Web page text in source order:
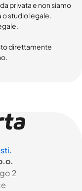
privata e non siamo
o studio legale.
direttamente
2